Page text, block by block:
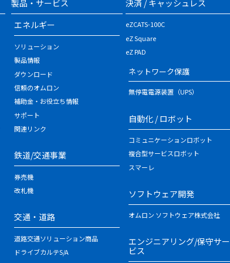
製品・サービス
エネルギー
ソリューション
製品情報
ダウンロード
信頼のオムロン
補助金・お役立ち情報
サポート
関連リンク
鉄道/交通事業
券売機
改札機
交通・道路
道路交通ソリューション商品
ドライブカルテS/A
決済 / キャッシュレス
eZCATS-100C
eZ Square
eZ PAD
ネットワーク保護
無停電電源装置（UPS）
自動化 / ロボット
コミュニケーションロボット
複合型サービスロボット
スマーレ
ソフトウェア開発
オムロン ソフトウェア株式会社
エンジニアリング/保守サー
ビス